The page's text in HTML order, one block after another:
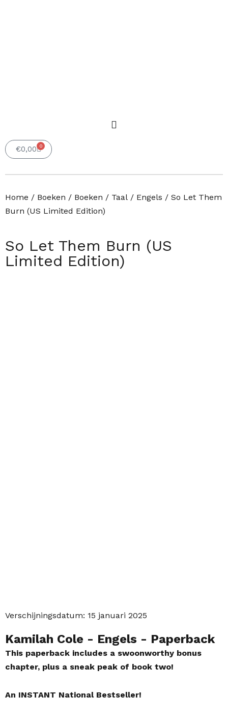
€0,00 0
Winkelwagen
Home / Boeken / Boeken / Taal / Engels / So Let Them
Burn (US Limited Edition)
So Let Them Burn (US
Limited Edition)
Verschijningsdatum: 15 januari 2025
Kamilah Cole - Engels - Paperback
This paperback includes a swoonworthy bonus
chapter, plus a sneak peak of book two!
An INSTANT National Bestseller!